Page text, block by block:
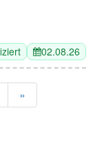
02.08.26
»